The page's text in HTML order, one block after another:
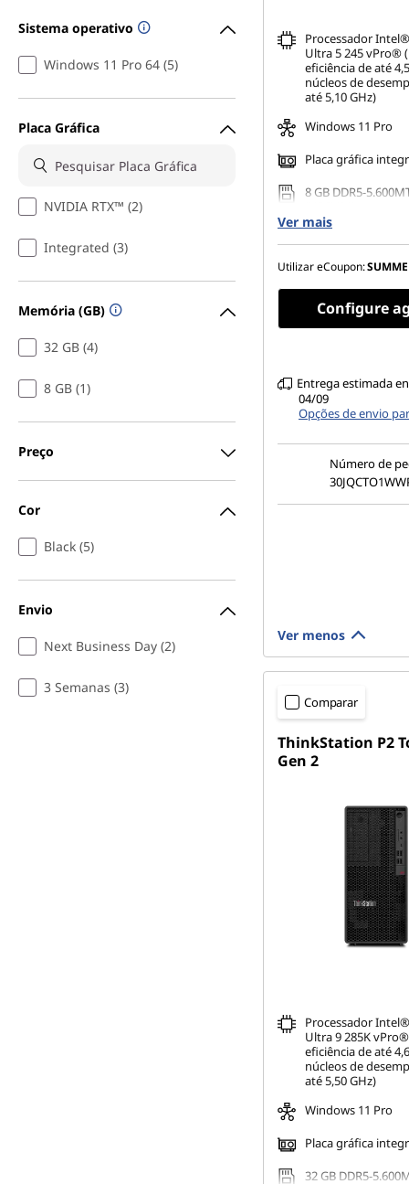
Sistema operativo
Windows 11 Pro 64 (5)
Placa Gráfica
NVIDIA RTX™ (2)
Integrated (3)
Memória (GB)
32 GB (4)
8 GB (1)
Preço
Cor
Black (5)
Envio
Next Business Day (2)
3 Semanas (3)
Processador
Ultra 5 245 vPro®
eficiência de até
núcleos de
até 5,10 GHz)
Windows 11 Pro
Placa gráfica
8 GB DDR5-
Gen4 TLC Opal
Ver mais
Utilizar eCoupon:
Configure
Entrega estimada
04/09
Opções de envio
Número de
Ver menos
Comparar
ThinkStation P2
Gen 2
Processador
Ultra 9 285K
eficiência de até
núcleos de
até 5,50 GHz)
Windows 11 Pro
Placa gráfica
32 GB DDR5-